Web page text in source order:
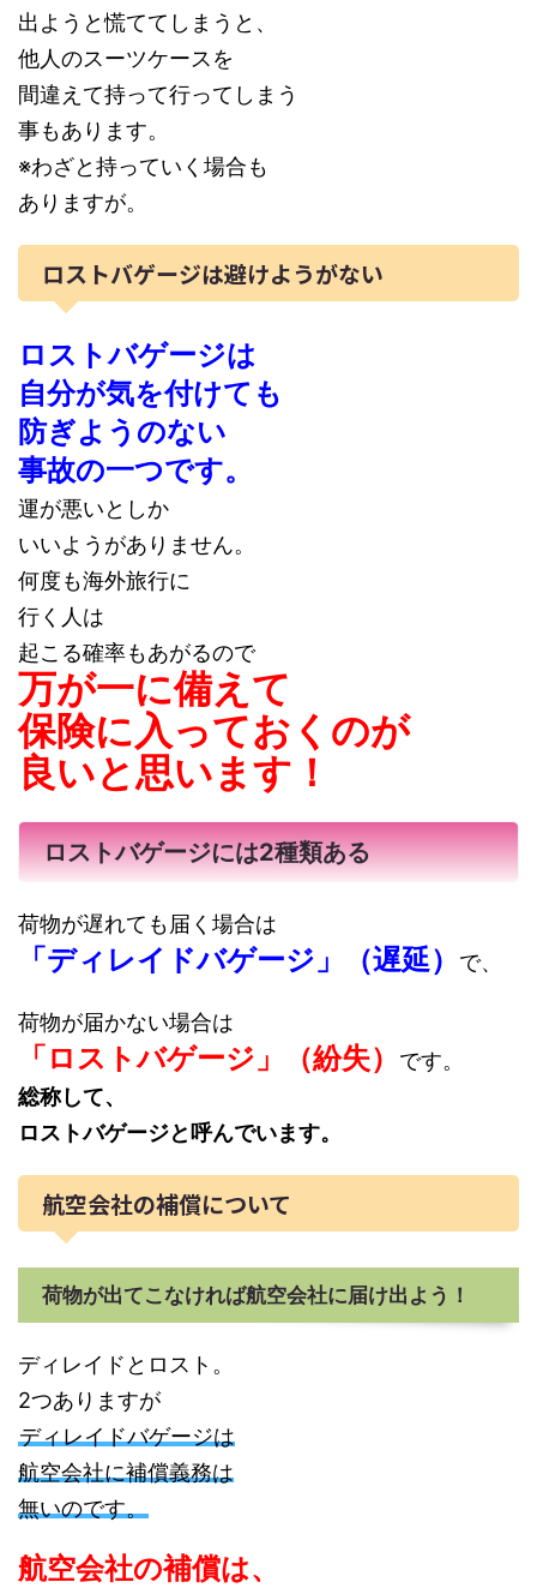
出ようと慌ててしまうと、
他人のスーツケースを
間違えて持って行ってしまう
事もあります。
※わざと持っていく場合も
ありますが。
ロストバゲージは避けようがない
ロストバゲージは
自分が気を付けても
防ぎようのない
事故の一つです。
運が悪いとしか
いいようがありません。
何度も海外旅行に
行く人は
起こる確率もあがるので
万が一に備えて
保険に入っておくのが
良いと思います！
ロストバゲージには2種類ある
荷物が遅れても届く場合は
「ディレイドバゲージ」（遅延） で、
荷物が届かない場合は
「ロストバゲージ」（紛失）
です。
総称して、
ロストバゲージと呼んでいます。
航空会社の補償について
荷物が出てこなければ航空会社に届け出よう！
ディレイドとロスト。
2つありますが
ディレイドバゲージは
航空会社に補償義務は
無いのです。
航空会社の補償は、